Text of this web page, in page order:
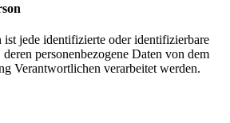
ist jede identifizierte oder identifizierbare
personenbezogene Daten von dem
Verantwortlichen verarbeitet werden.